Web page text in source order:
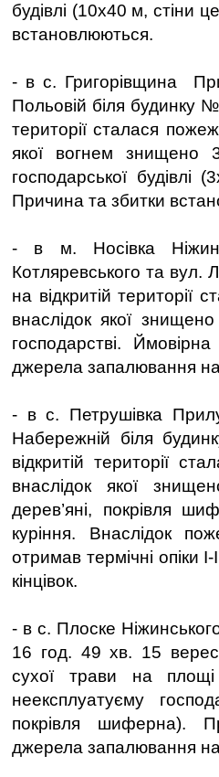
будівлі (10х40 м, стіни
встановлюються.
- в с. Григорівщина
Польовій біля будинку
території сталася
якої вогнем знищено
господарської будівлі
Причина та збитки
- в м. Носівка
Котляревського та вул.
на відкритій території
внаслідок якої
господарстві.
джерела запалювання
- в с. Петрушівка
Набережній біля
відкритій території
внаслідок якої
дерев’яні, покрівля
куріння. Внаслідок
отримав термічні опіки
кінцівок.
- в с. Плоске
16 год. 49 хв. 15
сухої трави на
неексплуатуєму
покрівля шиферна).
джерела запалювання